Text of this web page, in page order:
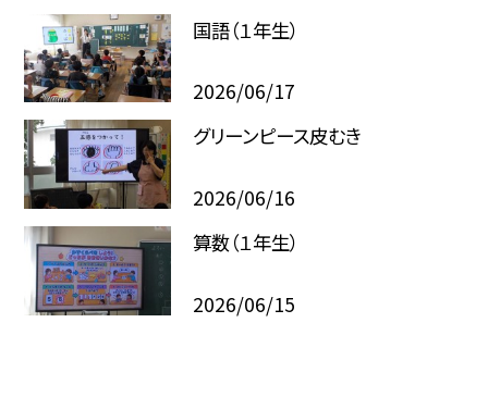
国語（１年生）
2026/06/17
グリーンピース皮むき
2026/06/16
算数（１年生）
2026/06/15